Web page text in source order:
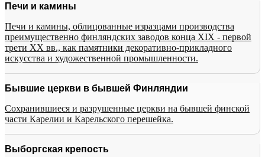
Печи и камины
Печи и камины, облицованные изразцами производства
преимущественно финляндских заводов конца XIX - первой
трети XX вв., как памятники декоративно-прикладного
искусства и художественной промышленности.
Бывшие церкви в бывшей Финляндии
Сохранившиеся и разрушенные церкви на бывшей финской
части Карелии и Карельского перешейка.
Выборгская крепость